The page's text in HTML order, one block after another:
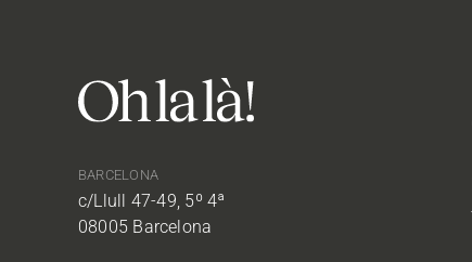
BARCELONA
c/Llull 47-49, 5º 4ª
08005 Barcelona